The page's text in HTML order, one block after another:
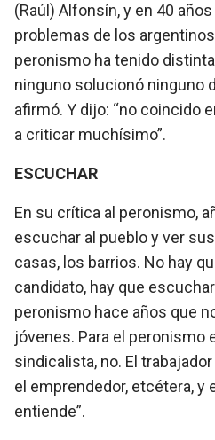
(Raúl) Alfonsín, y en 40
problemas de los
peronismo ha tenido
ninguno solucionó ninguno
afirmó. Y dijo: “no coincido
a criticar muchísimo”.
ESCUCHAR
En su crítica al peronismo,
escuchar al pueblo y ver
casas, los barrios. No hay
candidato, hay que escuchar
peronismo hace años que
jóvenes. Para el peronismo
sindicalista, no. El
el emprendedor, etcétera, y
entiende”.